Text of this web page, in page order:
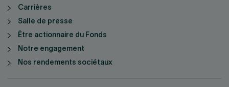
Carrières
Salle de presse
Être actionnaire du Fonds
Notre engagement
Nos rendements sociétaux